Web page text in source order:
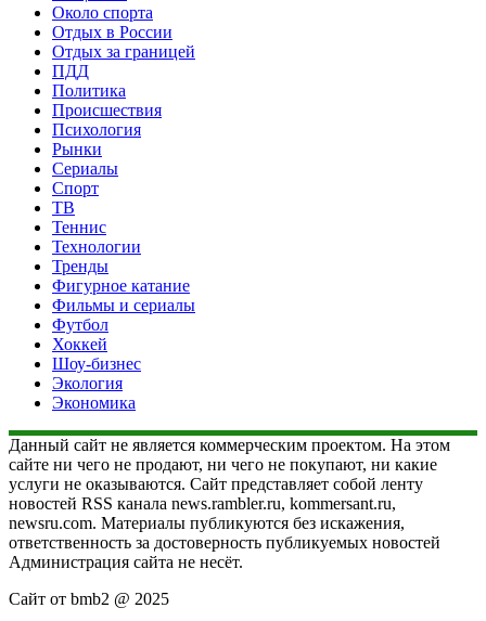
Около спорта
Отдых в России
Отдых за границей
ПДД
Политика
Происшествия
Психология
Рынки
Сериалы
Спорт
ТВ
Теннис
Технологии
Тренды
Фигурное катание
Фильмы и сериалы
Футбол
Хоккей
Шоу-бизнес
Экология
Экономика
Данный сайт не является коммерческим проектом. На этом
сайте ни чего не продают, ни чего не покупают, ни какие
услуги не оказываются. Сайт представляет собой ленту
новостей RSS канала news.rambler.ru, kommersant.ru,
newsru.com. Материалы публикуются без искажения,
ответственность за достоверность публикуемых новостей
Администрация сайта не несёт.
Сайт от bmb2 @ 2025